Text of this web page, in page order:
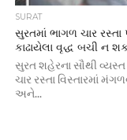
SURAT
સુરતમાં ભાગળ ચાર રસ્તા
કાઢાયેલા વૃદ્ધ બચી ન
સુરત શહેરના સૌથી
ચાર રસ્તા વિસ્તારમાં
અને...